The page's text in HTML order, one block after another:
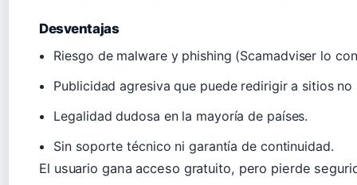
Desventajas
Riesgo de malware y phishing (Scamadviser lo
Publicidad agresiva que puede redirigir a sitios no
Legalidad dudosa en la mayoría de países.
Sin soporte técnico ni garantía de continuidad.
El usuario gana acceso gratuito, pero pierde